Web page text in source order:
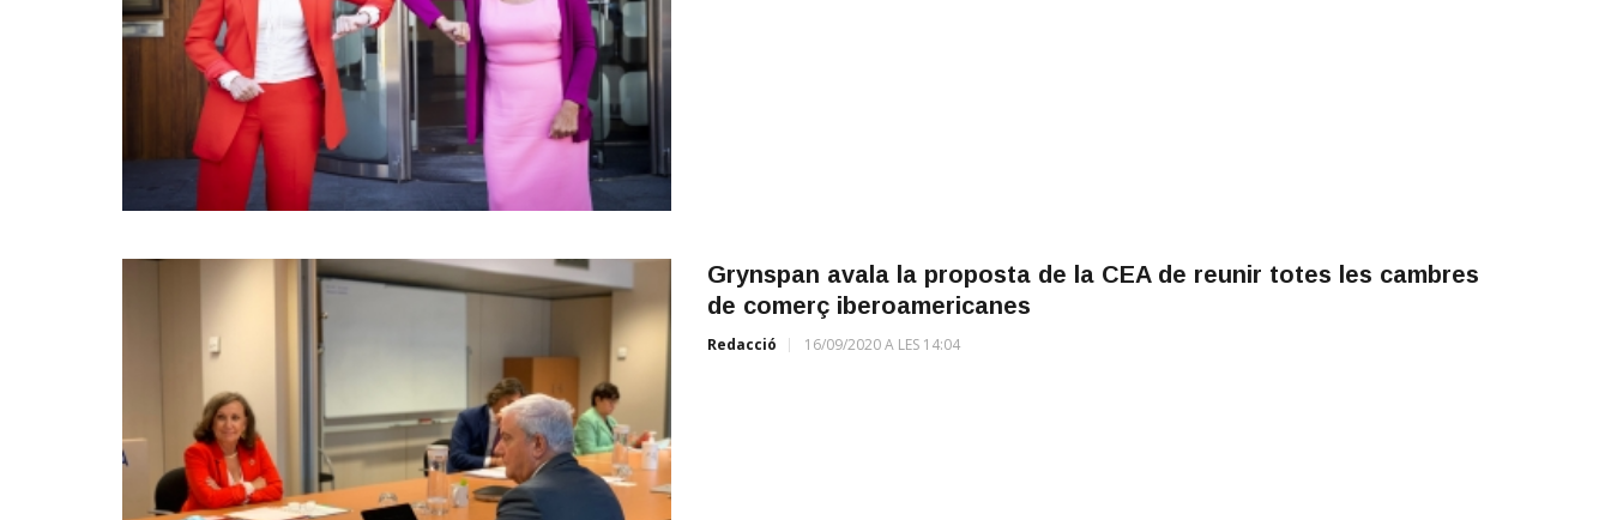
Grynspan avala la proposta de la CEA de reunir totes les cambres
de comerç iberoamericanes
Redacció 16/09/2020 A LES 14:04